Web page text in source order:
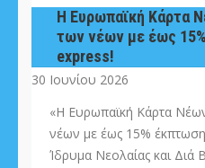
Η Ευρωπαϊκή Κάρτα
των νέων με έως
express!
30 Ιουνίου 2026
«Η Ευρωπαϊκή Κάρτα
νέων με έως 15%
Ίδρυμα Νεολαίας και